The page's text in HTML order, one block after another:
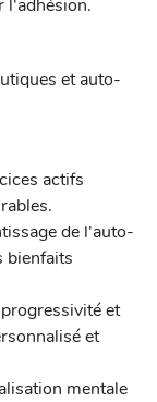
l'adhésion.
et auto-
actifs
de l'auto-
bienfaits
et
et
mentale